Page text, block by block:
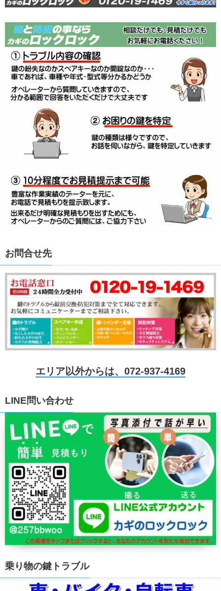
お問合せ先
エリア以外からは、072-937-4169
LINE問い合わせ
乗り物の鍵トラブル